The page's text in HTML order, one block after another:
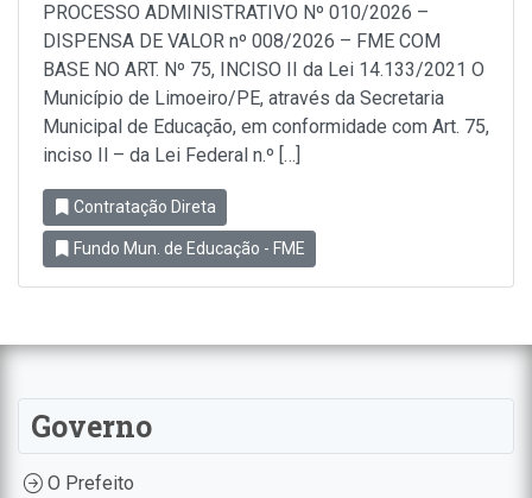
PROCESSO ADMINISTRATIVO Nº 010/2026 –
DISPENSA DE VALOR nº 008/2026 – FME COM
BASE NO ART. Nº 75, INCISO II da Lei 14.133/2021 O
Município de Limoeiro/PE, através da Secretaria
Municipal de Educação, em conformidade com Art. 75,
inciso Il – da Lei Federal n.º […]
Contratação Direta
Fundo Mun. de Educação - FME
Governo
O Prefeito